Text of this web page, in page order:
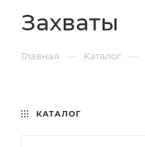
Захваты
Главная — Каталог —
КАТАЛОГ